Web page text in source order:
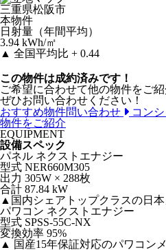
三重県松阪市
本物件
日射量（年間平均）
3.94 kWh/㎡
▲ 全国平均比 + 0.44
この物件は成約済みです！
ご希望に合わせて他の物件をご
ぜひお問い合わせください！
おすすめ物件問い合わせ
コン
物件をご紹介
EQUIPMENT
設備スペック
パネル ネクストエナジー
型式 NER660M305
出力 305W × 288枚
合計 87.84 kW
▲ 国内シェアトップクラスの日
パワコン ネクストエナジー
型式 SPSS-55C-NX
変換効率 95%
▲ 国産15年保証対応のパワコン